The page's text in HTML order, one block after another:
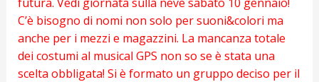
C’è bisogno di nomi non solo per suoni&colori ma
anche per i mezzi e magazzini. La mancanza totale
dei costumi al musical GPS non so se è stata una
scelta obbligata! Si è formato un gruppo deciso per il